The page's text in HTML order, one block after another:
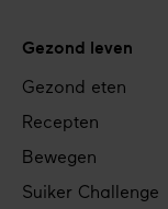
Gezond leven
Gezond eten
Recepten
Bewegen
Suiker Challenge